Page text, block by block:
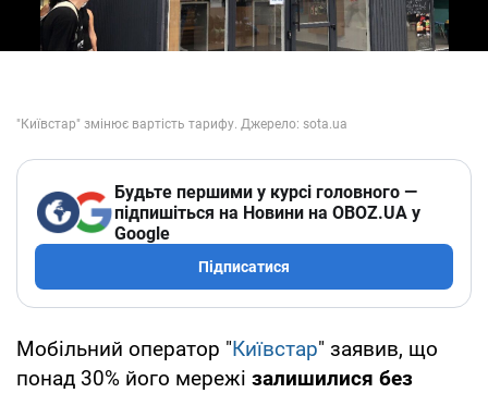
Будьте першими у курсі головного —
підпишіться на Новини на OBOZ.UA у
Google
Підписатися
Мобільний оператор "Київстар" заявив, що
понад 30% його мережі залишилися без